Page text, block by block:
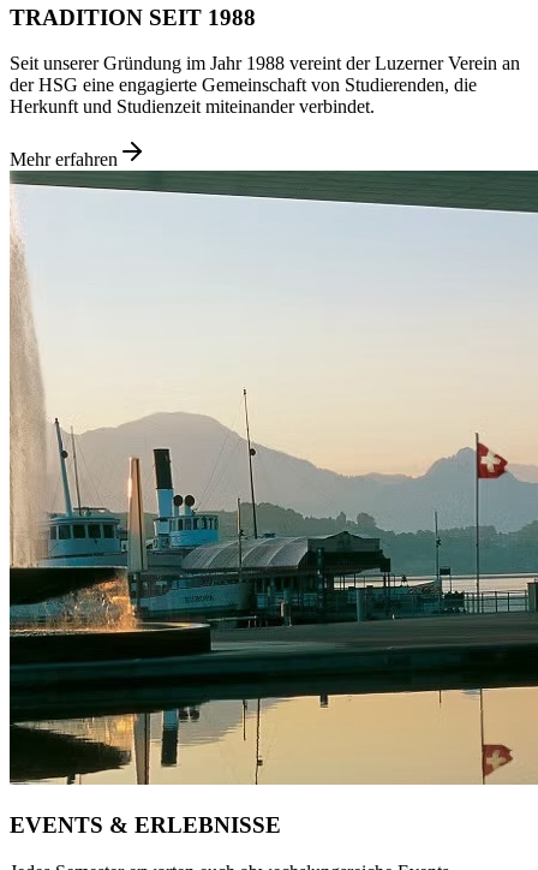
TRADITION SEIT 1988
Seit unserer Gründung im Jahr 1988 vereint der Luzerner Verein an
der HSG eine engagierte Gemeinschaft von Studierenden, die
Herkunft und Studienzeit miteinander verbindet.
Mehr erfahren
EVENTS & ERLEBNISSE